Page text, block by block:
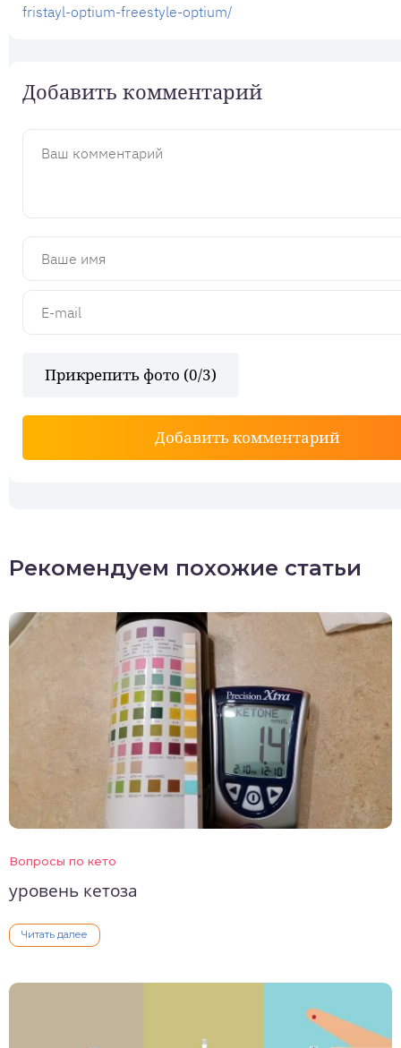
fristayl-optium-freestyle-optium/
Добавить комментарий
Прикрепить фото (0/3)
Добавить комментарий
Рекомендуем похожие статьи
Вопросы по кето
уровень кетоза
Читать далее